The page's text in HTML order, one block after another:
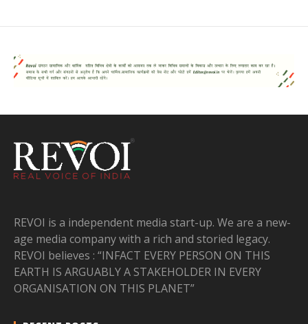
REVOI is a independent media start-up. We are a new-
age media company with a rich and storied legacy.
REVOI believes : “INFACT EVERY PERSON ON THIS
EARTH IS ARGUABLY A STAKEHOLDER IN EVERY
ORGANISATION ON THIS PLANET”